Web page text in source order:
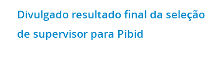
Divulgado resultado final da seleção
de supervisor para Pibid